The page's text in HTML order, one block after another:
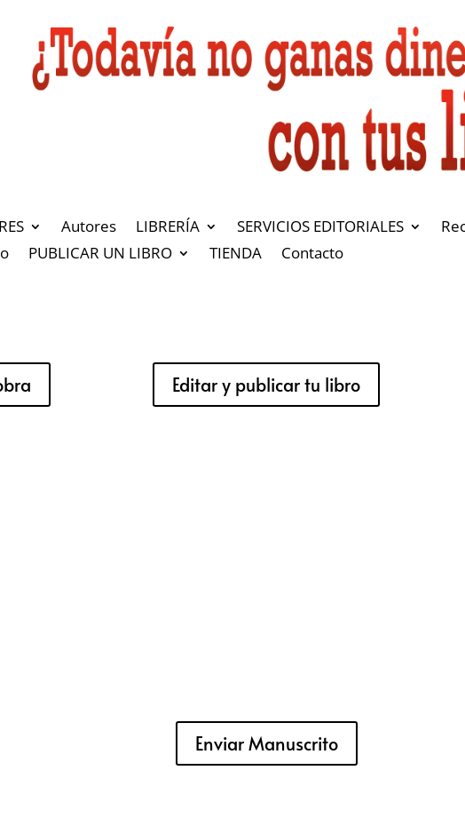
Autores LIBRERÍA SERVICIOS EDITORIALES
PUBLICAR UN LIBRO TIENDA Contacto
Editar y publicar tu libro
Enviar Manuscrito